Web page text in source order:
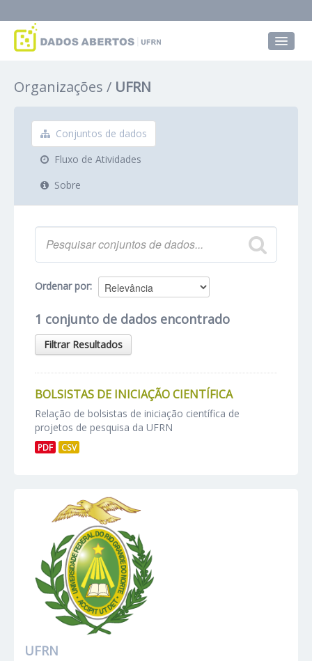
Grupos
Sobre
Organizações UFRN
Conjuntos de dados
Fluxo de Atividades
Sobre
Ordenar por
1 conjunto de dados encontrado
Filtrar Resultados
BOLSISTAS DE INICIAÇÃO CIENTÍFICA
Relação de bolsistas de iniciação científica de
projetos de pesquisa da UFRN
PDF CSV
UFRN